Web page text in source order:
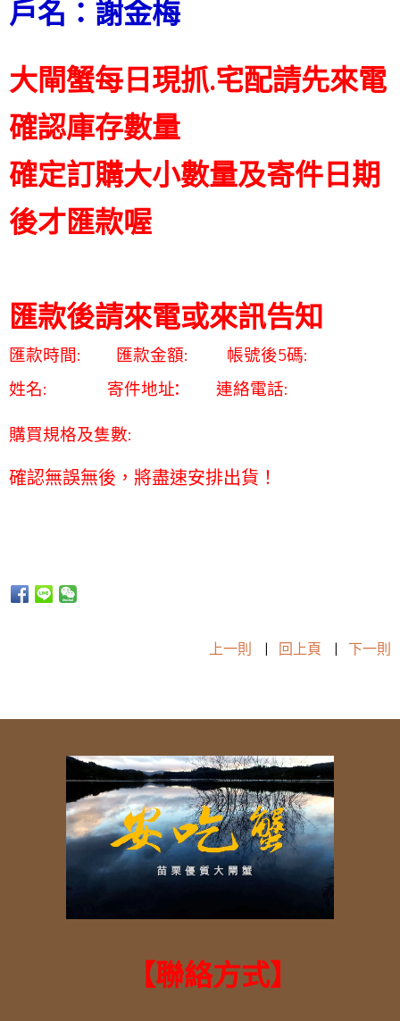
戶名：謝金梅
大閘蟹每日現抓.宅配請先來電
確認庫存數量
確定訂購大小數量及寄件日期
後才匯款喔
匯款後請來電或來訊告知
匯款時間: 匯款金額: 帳號後5碼:
姓名: 寄件地址: 連絡電話:
購買規格及隻數:
確認無誤無後，將盡速安排出貨！
上一則 | 回上頁 | 下一則
【聯絡方式】